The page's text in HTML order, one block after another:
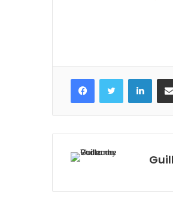
FacebookTwitter